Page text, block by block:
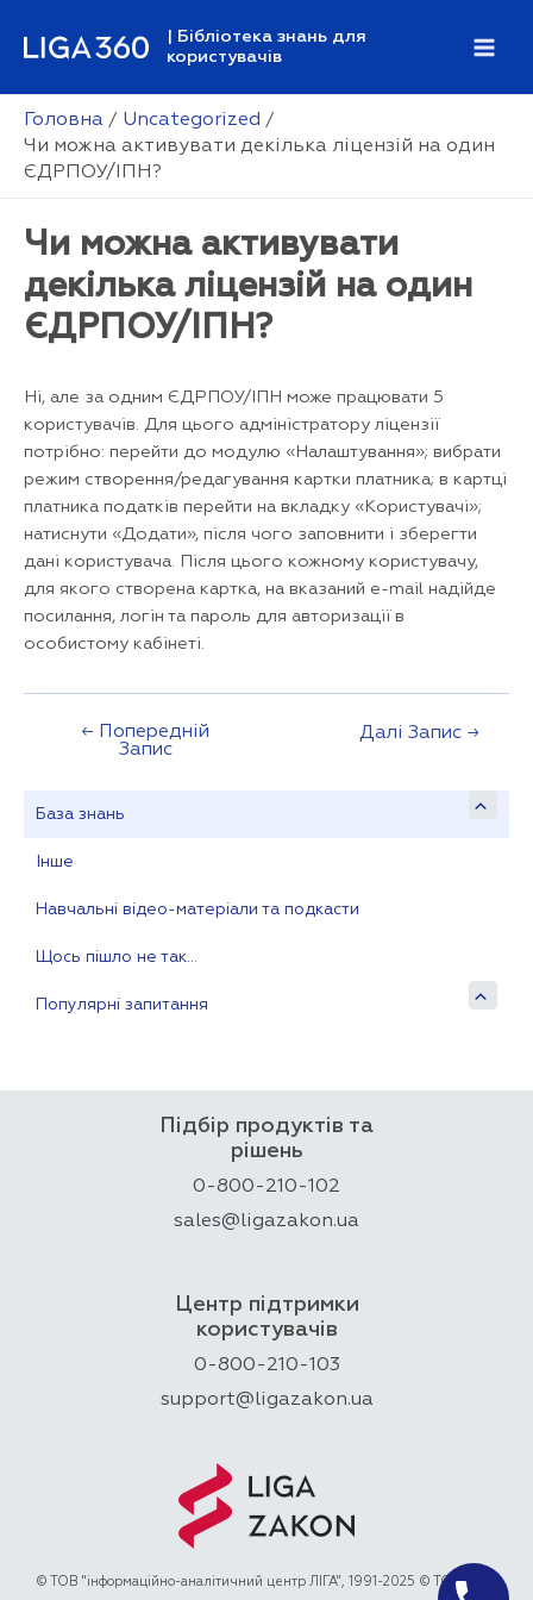
| Бібліотека знань для
користувачів
Головна
Uncategorized
Чи можна активувати декілька ліцензій на один
ЄДРПОУ/ІПН?
База знань
Інше
Навчальні відео-матеріали та подкасти
Щось пішло не так…
Популярні запитання
Чи можна активувати
декілька ліцензій на один
ЄДРПОУ/ІПН?
Ні, але за одним ЄДРПОУ/ІПН може працювати 5
користувачів. Для цього адміністратору ліцензії
потрібно: перейти до модулю «Налаштування»; вибрати
режим створення/редагування картки платника; в картці
платника податків перейти на вкладку «Користувачі»;
натиснути «Додати», після чого заповнити і зберегти
дані користувача. Після цього кожному користувачу,
для якого створена картка, на вказаний e-mail надійде
посилання, логін та пароль для авторизації в
особистому кабінеті.
Навігація
← Попередній
Запис
Далі Запис →
© ТОВ "інформаційно-аналітичний центр ЛІГА", 1991-2025 © ТОВ "ЛІГА
Підбір продуктів та
рішень
0-800-210-102
sales@ligazakon.ua
Центр підтримки
користувачів
0-800-210-103
support@ligazakon.ua